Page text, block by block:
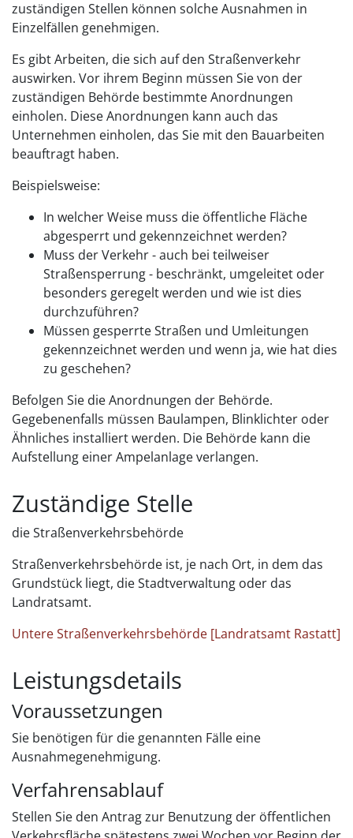
zuständigen Stellen können solche Ausnahmen in
Einzelfällen genehmigen.
Es gibt Arbeiten, die sich auf den Straßenverkehr
auswirken. Vor ihrem Beginn müssen Sie von der
zuständigen Behörde bestimmte Anordnungen
einholen. Diese Anordnungen kann auch das
Unternehmen einholen, das Sie mit den Bauarbeiten
beauftragt haben.
Beispielsweise:
In welcher Weise muss die öffentliche Fläche
abgesperrt und gekennzeichnet werden?
Muss der Verkehr - auch bei teilweiser
Straßensperrung - beschränkt, umgeleitet oder
besonders geregelt werden und wie ist dies
durchzuführen?
Müssen gesperrte Straßen und Umleitungen
gekennzeichnet werden und wenn ja, wie hat dies
zu geschehen?
Befolgen Sie die Anordnungen der Behörde.
Gegebenenfalls müssen Baulampen, Blinklichter oder
Ähnliches installiert werden. Die Behörde kann die
Aufstellung einer Ampelanlage verlangen.
Zuständige Stelle
die Straßenverkehrsbehörde
Straßenverkehrsbehörde ist, je nach Ort, in dem das
Grundstück liegt, die Stadtverwaltung oder das
Landratsamt.
Untere Straßenverkehrsbehörde [Landratsamt Rastatt]
Leistungsdetails
Voraussetzungen
Sie benötigen für die genannten Fälle eine
Ausnahmegenehmigung.
Verfahrensablauf
Stellen Sie den Antrag zur Benutzung der öffentlichen